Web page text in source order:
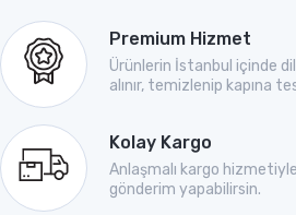
Premium Hizmet
Ürünlerin İstanbul içinde
alınır, temizlenip kapına
Kolay Kargo
Anlaşmalı kargo
gönderim yapabilirsin.